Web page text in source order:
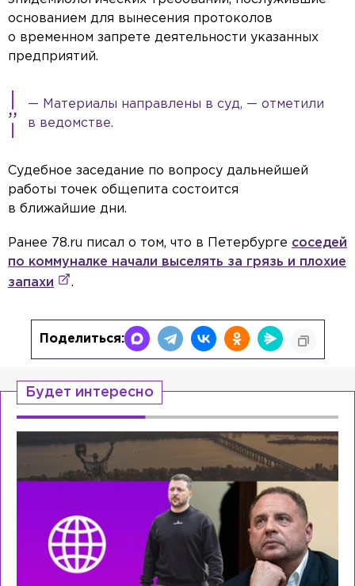
основанием для вынесения протоколов
о временном запрете деятельности указанных
предприятий.
— Материалы направлены в суд, — отметили
в ведомстве.
Судебное заседание по вопросу дальнейшей
работы точек общепита состоится
в ближайшие дни.
Ранее 78.ru писал о том, что в Петербурге соседей
по коммуналке начали выселять за грязь и плохие
запахи
.
Поделиться:
Будет интересно